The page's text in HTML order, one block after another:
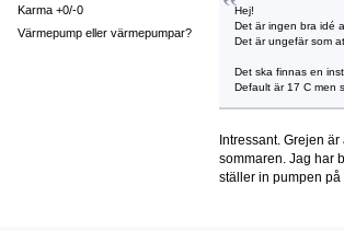
Karma +0/-0
Värmepump eller värmepumpar?
Hej!
Det är ingen bra idé
Det är ungefär som
Det ska finnas en
Default är 17 C men
Intressant. Grejen
sommaren. Jag har
ställer in pumpen